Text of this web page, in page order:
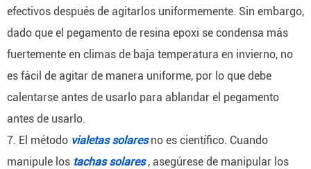
efectivos después de agitarlos uniformemente. Sin embargo,
dado que el pegamento de resina epoxi se condensa más
fuertemente en climas de baja temperatura en invierno, no
es fácil de agitar de manera uniforme, por lo que debe
calentarse antes de usarlo para ablandar el pegamento
antes de usarlo.
7. El método vialetas solaresno es científico. Cuando
manipule los tachas solares, asegúrese de manipular los